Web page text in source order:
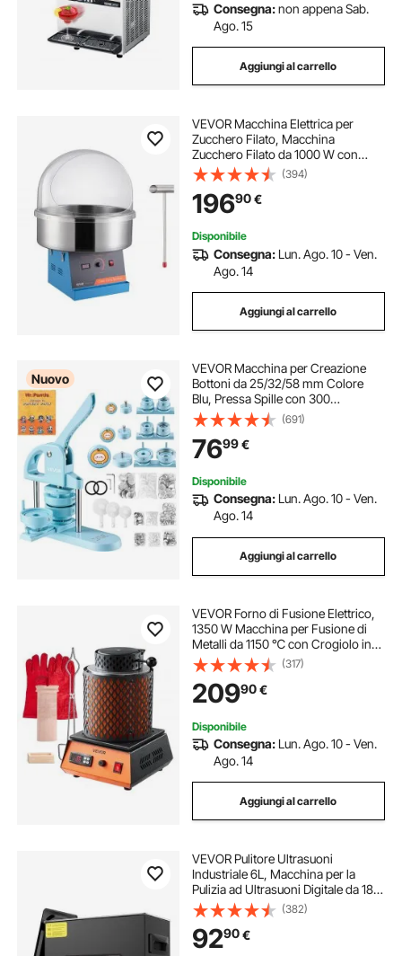
Consegna:non appena Sab.
Ago. 15
Aggiungi al carrello
VEVOR Macchina Elettrica per
Zucchero Filato, Macchina
Zucchero Filato da 1000 W con
Coperchio, Ciotola in Acciaio
Inossidabile, Paletta per
Zucchero,Compleanno di Bambini,
Feste in Famiglia, Blu
(394)
19690€
Disponibile
Consegna: Lun. Ago. 10 - Ven.
Ago. 14
Aggiungi al carrello
Nuovo
VEVOR Macchina per Creazione
Bottoni da 25/32/58 mm Colore
Blu, Pressa Spille con 300
Componenti Taglierina Circolare e
Libretto Istruzioni, Impugnatura
Ergonomica, per Distintivi Magneti
Portachiavi
(691)
7699€
Disponibile
Consegna: Lun. Ago. 10 - Ven.
Ago. 14
Aggiungi al carrello
VEVOR Forno di Fusione Elettrico,
1350 W Macchina per Fusione di
Metalli da 1150 ℃ con Crogiolo in
Ceramica da 3 kg, Kit per Oro per la
Creazione di Gioielli, Barre di
Metallo, Componenti Metallici
(317)
20990€
Disponibile
Consegna: Lun. Ago. 10 - Ven.
Ago. 14
Aggiungi al carrello
VEVOR Pulitore Ultrasuoni
Industriale 6L, Macchina per la
Pulizia ad Ultrasuoni Digitale da 180
W, con Modalità Delicata e
Degasaggio Migliorato, con
Riscaldatore e Timer, per Gioielli
(382)
9290€